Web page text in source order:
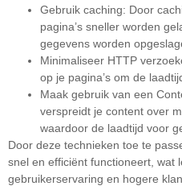
Gebruik caching: Door
pagina’s sneller worden
gegevens worden
Minimaliseer HTTP
op je pagina’s om de
Maak gebruik van een
verspreidt je content over
waardoor de laadtijd voor
Door deze technieken toe te
snel en efficiënt functioneert, wat
gebruikerservaring en hogere